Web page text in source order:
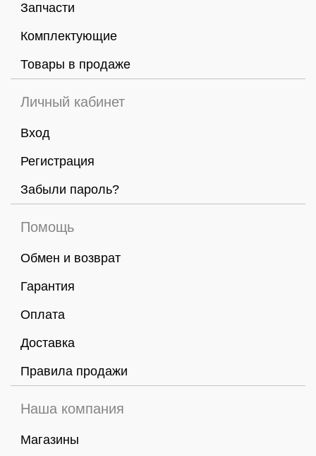
Запчасти
Комплектующие
Товары в продаже
Личный кабинет
Вход
Регистрация
Забыли пароль?
Помощь
Обмен и возврат
Гарантия
Оплата
Доставка
Правила продажи
Наша компания
Магазины